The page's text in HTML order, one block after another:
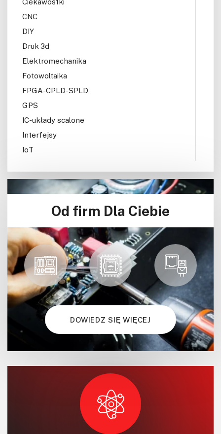
CNC
DIY
Druk 3d
Elektromechanika
Fotowoltaika
FPGA-CPLD-SPLD
GPS
IC-układy scalone
Interfejsy
IoT
Książki
Lasery
LED/LCD/OLED
Mikrokontrolery (MCV,μC)
Moc
Moduły
Narzędzia
Optoelektronika
PCB/Montaż
Podstawy elektroniki
Od firm Dla Ciebie
DOWIEDZ SIĘ WIĘCEJ